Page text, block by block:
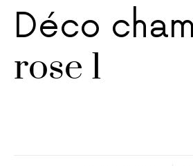
Déco
rose 1